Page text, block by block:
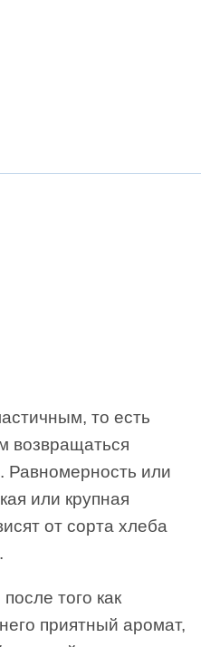
то есть
возвращаться
Равномерность или
или крупная
от сорта хлеба
того как
приятный аромат,